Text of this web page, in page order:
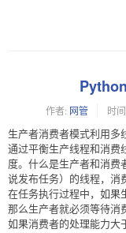
作者: 网管 时
生产者消费者模式利用多
通过平衡生产线程和消费
度。什么是生产者和消费
说发布任务）的线程，消
在任务执行过程中，如果
那么生产者就必须等待消
如果消费者的处理能力大